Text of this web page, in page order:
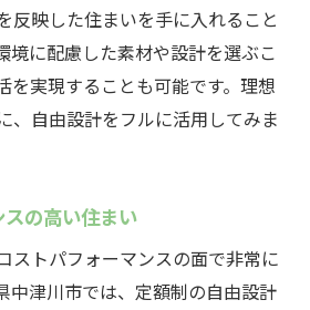
反映した住まいを手に入れること
境に配慮した素材や設計を選ぶこ
を実現することも可能です。理想
、自由設計をフルに活用してみま
の高い住まい
ストパフォーマンスの面で非常に
中津川市では、定額制の自由設計